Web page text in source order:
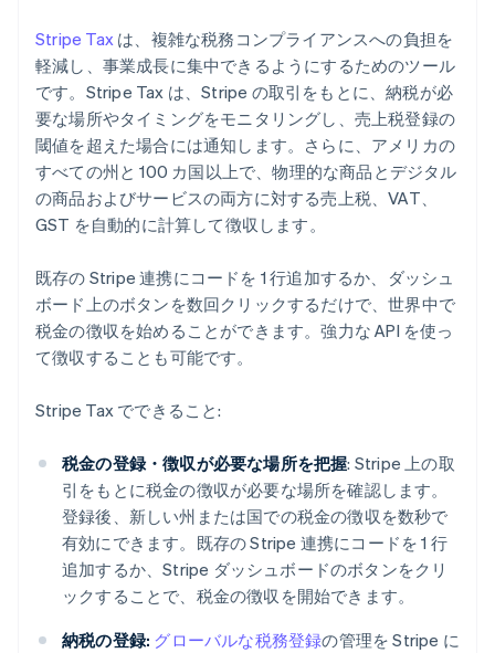
Stripe Tax は、複雑な税務コンプライアンスへの負担を
軽減し、事業成長に集中できるようにするためのツール
です。Stripe Tax は、Stripe の取引をもとに、納税が必
要な場所やタイミングをモニタリングし、売上税登録の
閾値を超えた場合には通知します。さらに、アメリカの
すべての州と 100 カ国以上で、物理的な商品とデジタル
の商品およびサービスの両方に対する売上税、VAT、
GST を自動的に計算して徴収します。
既存の Stripe 連携にコードを 1 行追加するか、ダッシュ
ボード上のボタンを数回クリックするだけで、世界中で
税金の徴収を始めることができます。強力な API を使っ
て徴収することも可能です。
Stripe Tax でできること:
税金の登録・徴収が必要な場所を把握: Stripe 上の取
引をもとに税金の徴収が必要な場所を確認します。
登録後、新しい州または国での税金の徴収を数秒で
有効にできます。既存の Stripe 連携にコードを 1 行
追加するか、Stripe ダッシュボードのボタンをクリ
ックすることで、税金の徴収を開始できます。
納税の登録: グローバルな税務登録の管理を Stripe に